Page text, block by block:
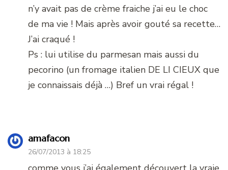
n’y avait pas de crème fraiche j’ai eu le choc
de ma vie ! Mais après avoir gouté sa recette…
J’ai craqué !
Ps : lui utilise du parmesan mais aussi du
pecorino (un fromage italien DE LI CIEUX que
je connaissais déjà …) Bref un vrai régal !
amafacon
26/07/2013 à 18:25